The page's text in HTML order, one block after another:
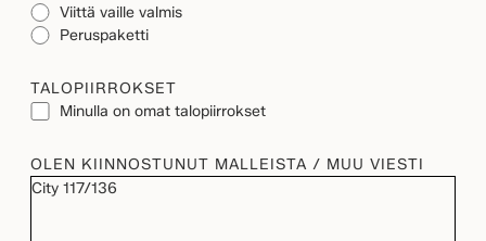
Viittä vaille valmis
Peruspaketti
TALOPIIRROKSET
Minulla on omat talopiirrokset
OLEN KIINNOSTUNUT MALLEISTA / MUU VIESTI